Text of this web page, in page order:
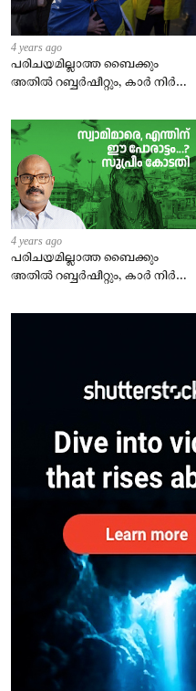
4 years ago
പരിചയമില്ലാത്ത ബൈക്കും
അതിൽ റബ്ബർഷീറ്റും, കാർ നിർത്തി
പറപറന്നു
4 years ago
പരിചയമില്ലാത്ത ബൈക്കും
അതിൽ റബ്ബർഷീറ്റും, കാർ നിർത്തി
പറപറന്നു